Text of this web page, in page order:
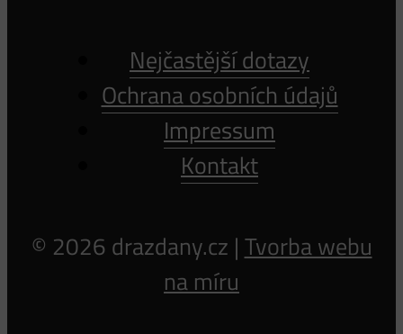
Nejčastější dotazy
Ochrana osobních údajů
Impressum
Kontakt
© 2026 drazdany.cz | Tvorba webu
na míru